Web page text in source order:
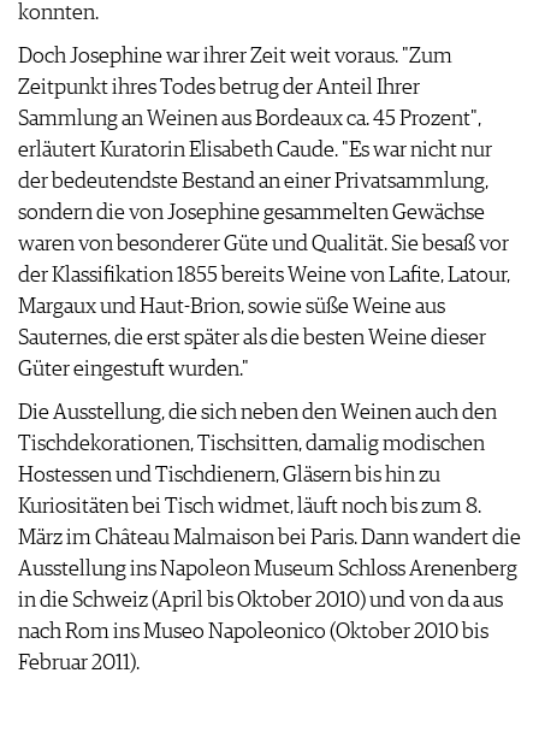
konnten.
Doch Josephine war ihrer Zeit weit voraus. "Zum
Zeitpunkt ihres Todes betrug der Anteil Ihrer
Sammlung an Weinen aus Bordeaux ca. 45 Prozent",
erläutert Kuratorin Elisabeth Caude. "Es war nicht nur
der bedeutendste Bestand an einer Privatsammlung,
sondern die von Josephine gesammelten Gewächse
waren von besonderer Güte und Qualität. Sie besaß vor
der Klassifikation 1855 bereits Weine von Lafite, Latour,
Margaux und Haut-Brion, sowie süße Weine aus
Sauternes, die erst später als die besten Weine dieser
Güter eingestuft wurden."
Die Ausstellung, die sich neben den Weinen auch den
Tischdekorationen, Tischsitten, damalig modischen
Hostessen und Tischdienern, Gläsern bis hin zu
Kuriositäten bei Tisch widmet, läuft noch bis zum 8.
März im Château Malmaison bei Paris. Dann wandert die
Ausstellung ins Napoleon Museum Schloss Arenenberg
in die Schweiz (April bis Oktober 2010) und von da aus
nach Rom ins Museo Napoleonico (Oktober 2010 bis
Februar 2011).